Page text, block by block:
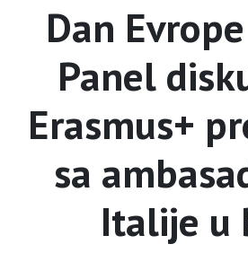
Dan
Panel
Erasmus+
sa
Italije u